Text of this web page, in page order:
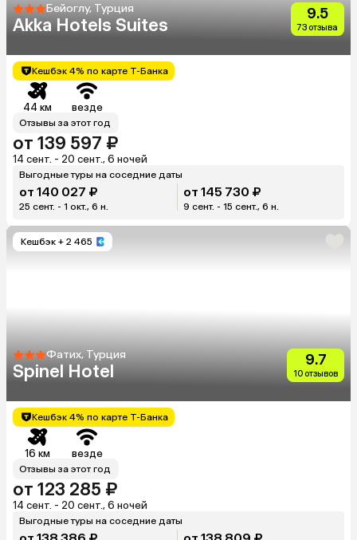
Бейоглу, Турция
Akka Hotels Suites
9.5
73 отзыва
Кешбэк 4% по карте Т-Банка
44 км везде
Отзывы за этот год
от 139 597 ₽
14 сент. - 20 сент., 6 ночей
Выгодные туры на соседние даты
от 140 027 ₽
25 сент. - 1 окт., 6 н.
от 145 730 ₽
9 сент. - 15 сент., 6 н.
Кешбэк + 2 465
Фатих, Турция
Spinel Hotel
9.7
10 отзывов
Кешбэк 4% по карте Т-Банка
16 км везде
Отзывы за этот год
от 123 285 ₽
14 сент. - 20 сент., 6 ночей
Выгодные туры на соседние даты